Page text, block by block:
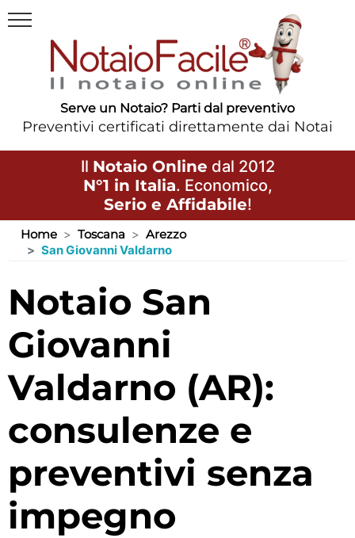
Serve un Notaio? Parti dal preventivo
Preventivi certificati direttamente dai Notai
Il Notaio Online dal 2012
N°1 in Italia. Economico,
Serio e Affidabile!
Home Toscana
Arezzo
San Giovanni Valdarno
Notaio San
Giovanni
Valdarno (AR):
consulenze e
preventivi senza
impegno